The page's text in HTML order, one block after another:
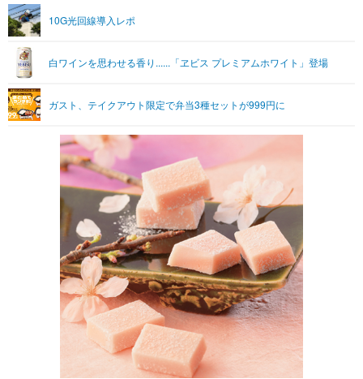
グラビア ブログ
ショッピング その他
ライフTOP
リリース一覧
プッシュ通知の停止方法
10G光回線導入レポ
白ワインを思わせる香り......「ヱビス プレミアムホワイト」登場
ガスト、テイクアウト限定で弁当3種セットが999円に